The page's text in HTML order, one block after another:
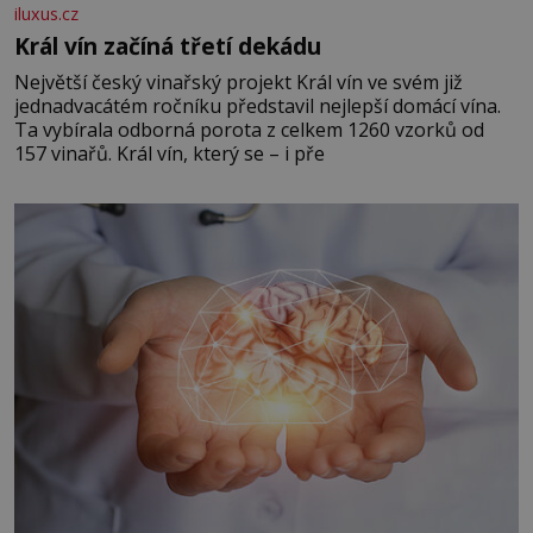
iluxus.cz
Král vín začíná třetí dekádu
Největší český vinařský projekt Král vín ve svém již
jednadvacátém ročníku představil nejlepší domácí vína.
Ta vybírala odborná porota z celkem 1260 vzorků od
157 vinařů. Král vín, který se – i pře